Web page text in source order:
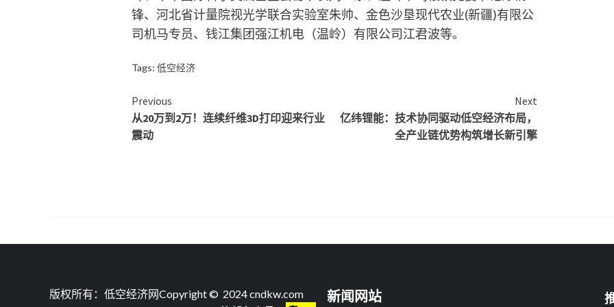
锋、河北省计量院视光学联合实验室朱帅、金色沙垦现代农业(新疆)有限公
司机马专员、钱江集团强江机电（温岭）有限公司江君波等。
Tags:低空经济
Continue
Reading
Previous
从20万到2万！连续纤维3D打印迎来行业
震动
Next
亿纬锂能：技术协同驱动低空经济布局，
全产业链优势构筑增长新引擎
版权所有：低空经济网Copyright © 2024 cndkw.com
新闻网站